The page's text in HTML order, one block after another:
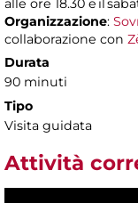
alle ore 18.30 e il
Organizzazione:
collaborazione con
Durata
90 minuti
Tipo
Visita guidata
Attività